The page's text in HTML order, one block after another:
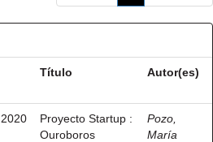
Título Autor(es)
2020
Proyecto Startup :
Ouroboros
Pozo,
María